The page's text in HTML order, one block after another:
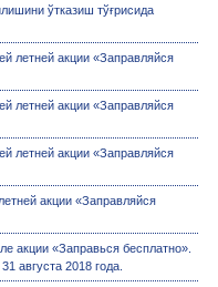
ўтказиш тўғрисида
летней акции «Заправляйся
летней акции «Заправляйся
летней акции «Заправляйся
акции «Заправляйся
акции «Заправься бесплатно».
августа 2018 года.